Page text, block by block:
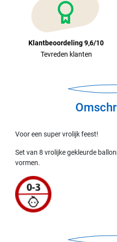
Klantbeoordeling 9,6/10
Tevreden klanten
Voor een super vrolijk feest!
Set van 8 vrolijke gekleurde
vormen.